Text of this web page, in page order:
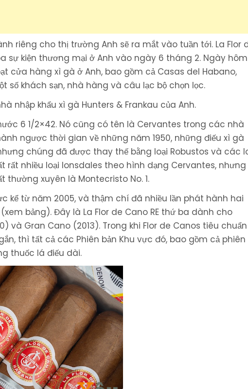
riêng cho thị trường Anh sẽ ra mắt vào tuần tới. La Flor
sự kiện thương mại ở Anh vào ngày 6 tháng 2. Ngày hôm
cửa hàng xì gà ở Anh, bao gồm cả Casas del Habano,
số khách sạn, nhà hàng và câu lạc bộ chọn lọc.
nhập khẩu xì gà Hunters & Frankau của Anh.
6 1/2×42. Nó cũng có tên là Cervantes trong các nhà
ngược thời gian về những năm 1950, những điếu xì gà
chúng đã được thay thế bằng loại Robustos và các
rất nhiều loại lonsdales theo hình dạng Cervantes, nhưng
thường xuyên là Montecristo No. 1.
kể từ năm 2005, và thậm chí đã nhiều lần phát hành hai
bảng). Đây là La Flor de Cano RE thứ ba dành cho
và Gran Cano (2013). Trong khi Flor de Canos tiêu chuẩn
thì tất cả các Phiên bản Khu vực đó, bao gồm cả phiên
thuốc lá điếu dài.